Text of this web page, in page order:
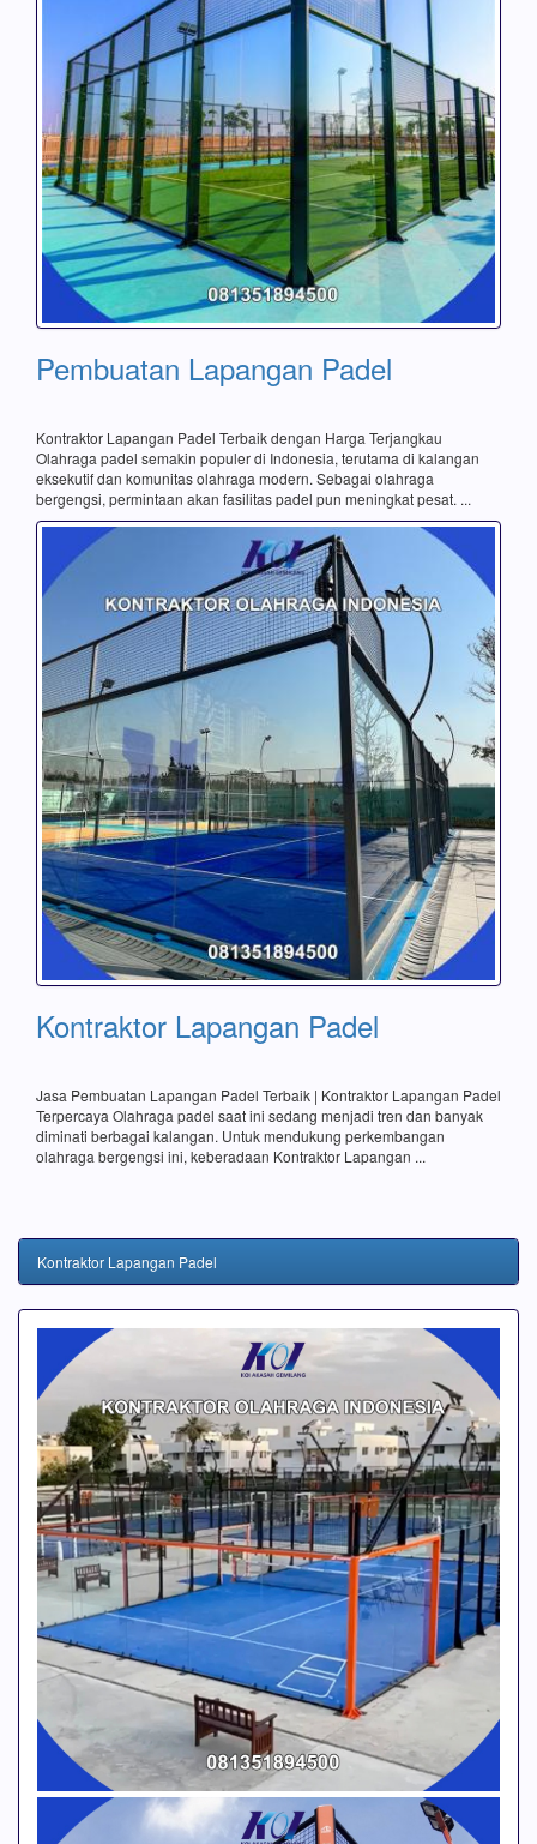
Pembuatan Lapangan Padel
Kontraktor Lapangan Padel Terbaik dengan Harga Terjangkau
Olahraga padel semakin populer di Indonesia, terutama di kalangan
eksekutif dan komunitas olahraga modern. Sebagai olahraga
bergengsi, permintaan akan fasilitas padel pun meningkat pesat. ...
Kontraktor Lapangan Padel
Jasa Pembuatan Lapangan Padel Terbaik | Kontraktor Lapangan Padel
Terpercaya Olahraga padel saat ini sedang menjadi tren dan banyak
diminati berbagai kalangan. Untuk mendukung perkembangan
olahraga bergengsi ini, keberadaan Kontraktor Lapangan ...
Kontraktor Lapangan Padel